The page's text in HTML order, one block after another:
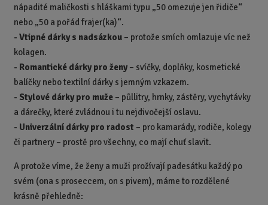
nápadité maličkosti s hláškami typu „50 omezuje jen řidiče“
nebo „50 a pořád frajer(ka)“.
- Vtipné dárky s nadsázkou– protože smích omlazuje víc než
kolagen.
- Romantické dárky pro ženy– svíčky, doplňky, kosmetické
balíčky nebo textilní dárky s jemným vzkazem.
- Stylové dárky pro muže– půllitry, hrnky, zástěry, vychytávky
a dárečky, které zvládnou i tu nejdivočejší oslavu.
- Univerzální dárky pro radost – pro kamarády, rodiče, kolegy
či partnery – prostě pro všechny, co mají chuť slavit.
A protože víme, že ženy a muži prožívají padesátku každý po
svém (ona s proseccem, on s pivem), máme to rozdělené
krásně přehledně: